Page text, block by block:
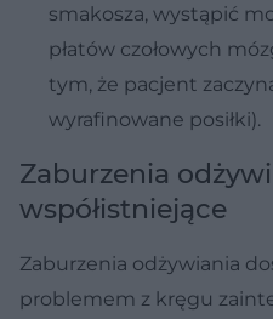
smakosza, wystąpić
płatów czołowych
tym, że pacjent
wyrafinowane posiłki).
Zaburzenia
współistniejące
Zaburzenia odżywiania
problemem z kręgu